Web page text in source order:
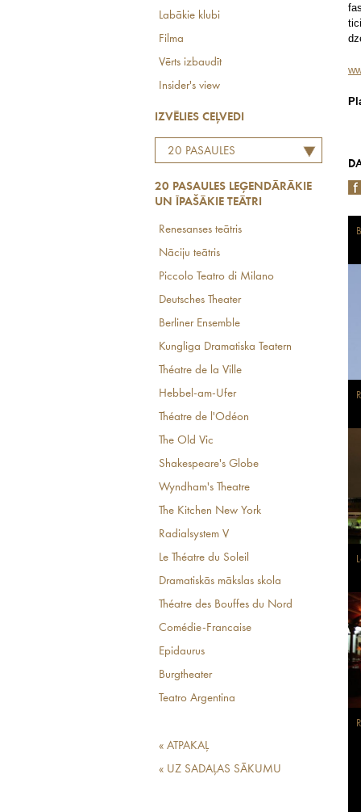
Labākie klubi
Filma
Vērts izbaudīt
Insider's view
IZVĒLIES CEĻVEDI
20 PASAULES
ĪPAŠĀKIE TEĀTRI
20 PASAULES LEĢENDĀRĀKIE
UN ĪPAŠĀKIE TEĀTRI
Renesanses teātris
Nāciju teātris
Piccolo Teatro di Milano
Deutsches Theater
Berliner Ensemble
Kungliga Dramatiska Teatern
Théatre de la Ville
Hebbel-am-Ufer
Théatre de l'Odéon
The Old Vic
Shakespeare's Globe
Wyndham's Theatre
The Kitchen New York
Radialsystem V
Le Théatre du Soleil
Dramatiskās mākslas skola
Théatre des Bouffes du Nord
Comédie-Francaise
Epidaurus
Burgtheater
Teatro Argentina
« ATPAKAĻ
« UZ SADAĻAS SĀKUMU